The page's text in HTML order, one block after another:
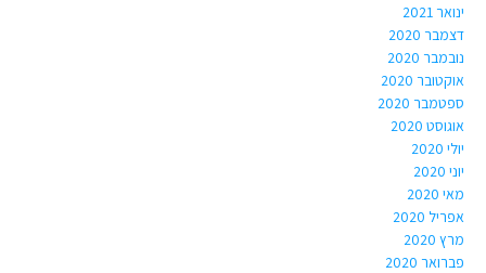
ינואר 2021
דצמבר 2020
נובמבר 2020
אוקטובר 2020
ספטמבר 2020
אוגוסט 2020
יולי 2020
יוני 2020
מאי 2020
אפריל 2020
מרץ 2020
פברואר 2020